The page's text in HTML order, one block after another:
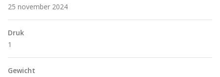
25 november 2024
Druk
1
Gewicht